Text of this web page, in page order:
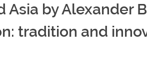
Asia by Alexander
tradition and